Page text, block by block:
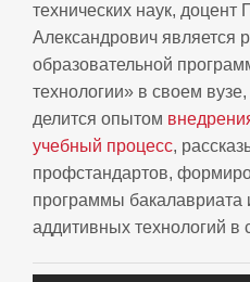
технических наук,
Александрович является
образовательной
технологии» в своем
делится опытом
учебный процесс,
профстандартов,
программы бакалавриата
аддитивных технологий в